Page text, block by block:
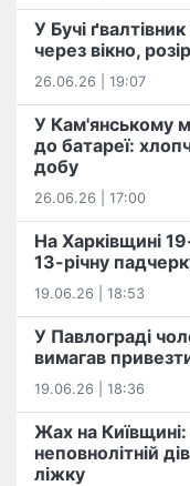
У Бучі
через вікно,
26.06.26 | 19:07
У Кам'янському
до батареї:
добу
26.06.26 | 17:00
На Харківщині
13-річну
19.06.26 | 18:53
У Павлограді
вимагав
19.06.26 | 18:36
Жах на Київщині:
неповнолітній
ліжку